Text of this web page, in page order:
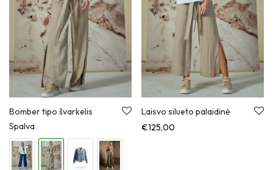
Bomber tipo švarkelis
Spalva
Laisvo silueto palaidinė
€125,00